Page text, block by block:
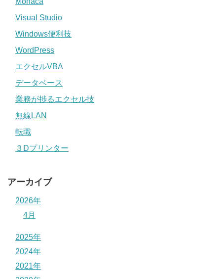
Visual Studio
Windows便利技
WordPress
エクセルVBA
データベース
業務が捗るエクセル技
無線LAN
転職
３Dプリンター
アーカイブ
2026年
4月
2025年
2024年
2021年